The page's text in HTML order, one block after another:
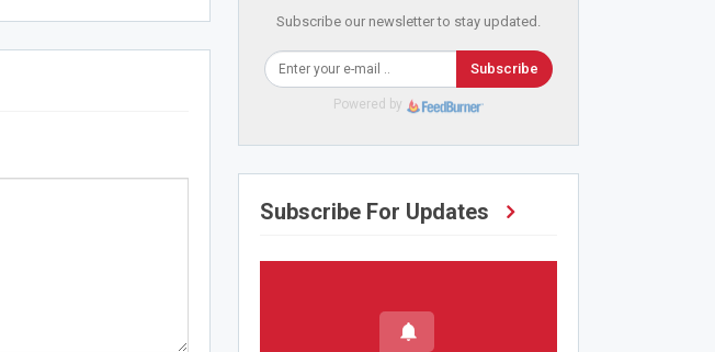
Subscribe our newsletter to stay updated.
Subscribe
Powered by
Subscribe For Updates